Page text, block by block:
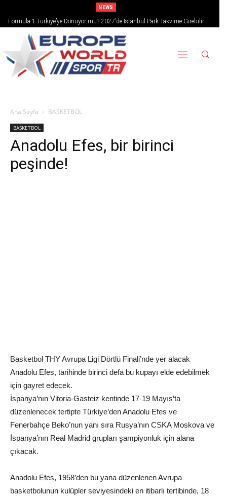
NEWS
Formula 1 Türkiye’ye Dönüyor mu? 2027’de İstanbul Park Takvime Girebilir
Ana Sayfa BASKETBOL
BASKETBOL
Anadolu Efes, bir birinci
peşinde!
Basketbol THY Avrupa Ligi Dörtlü Finali’nde yer alacak
Anadolu Efes, tarihinde birinci defa bu kupayı elde edebilmek
için gayret edecek.
İspanya’nın Vitoria-Gasteiz kentinde 17-19 Mayıs’ta
düzenlenecek tertipte Türkiye’den Anadolu Efes ve
Fenerbahçe Beko’nun yanı sıra Rusya’nın CSKA Moskova ve
İspanya’nın Real Madrid grupları şampiyonluk için alana
çıkacak.
Anadolu Efes, 1958’den bu yana düzenlenen Avrupa
basketbolunun kulüpler seviyesindeki en itibarlı tertibinde, 18